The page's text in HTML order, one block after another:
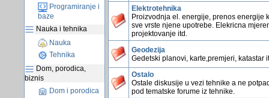
Programiranje i
baze
Nauka i tehnika
Nauka
Tehnika
Dom, porodica,
biznis
Dom i porodica
Elektrotehnika
Proizvodnja el. energije, prenos energije
sve vrste njene upotrebe. Elekricna
projektovanje itd.
Geodezija
Gedetski planovi, karte,premjeri, katastar
Ostalo
Ostale diskusije u vezi tehnike a ne
pod tematske forume iz tehnike.